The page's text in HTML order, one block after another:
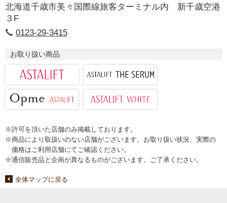
北海道千歳市美々国際線旅客ターミナル内 新千歳空港
３F
0123-29-3415
お取り扱い商品
※許可を頂いた店舗のみ掲載しております。
※商品により取扱いのない店舗がございます。お取り扱い状況、実際の
価格はご利用店舗にてご確認ください。
※通信販売品と企画が異なるものがございます。ご了承ください。
全体マップに戻る